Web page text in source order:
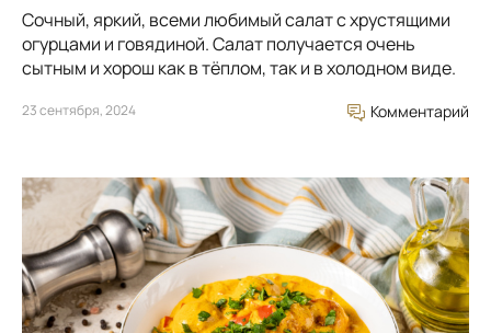
Сочный, яркий, всеми любимый салат с хрустящими
огурцами и говядиной. Салат получается очень
сытным и хорош как в тёплом, так и в холодном виде.
23 сентября, 2024 Комментарий